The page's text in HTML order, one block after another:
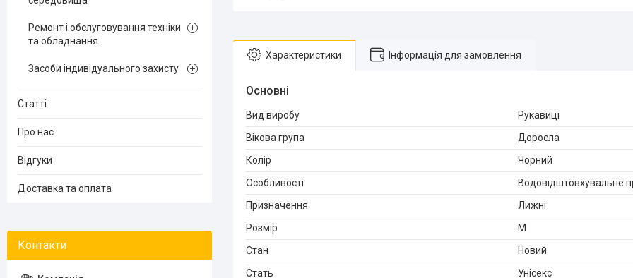
Характеристики Інформація для замовлення
Основні
Вид виробу
Рукавиці
Вікова група
Доросла
Колір
Чорний
Особливості
Водовідштовхувальне
Призначення
Лижні
Розмір
M
Стан
Новий
Стать
Унісекс
Ремонт і обслуговування техніки
та обладнання
Засоби індивідуального захисту
Статті
Про нас
Відгуки
Доставка та оплата